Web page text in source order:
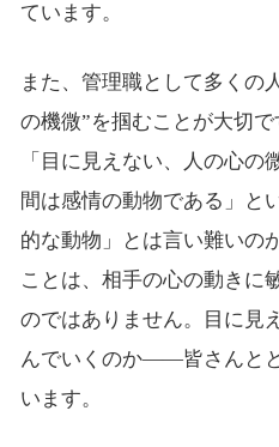
ています。
また、管理職として多くの
の機微”を掴むことが大切で
「目に見えない、人の心の
間は感情の動物である」と
的な動物」とは言い難いの
ことは、相手の心の動きに
のではありません。目に見
んでいくのか――皆さんと
います。